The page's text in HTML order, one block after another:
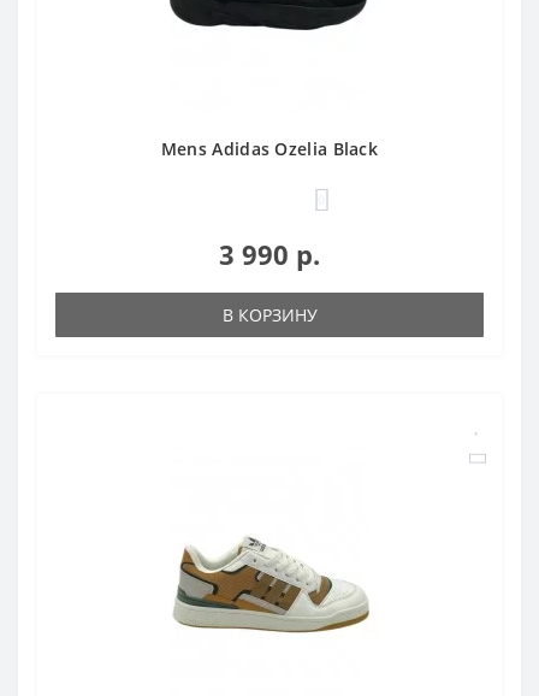
Mens Adidas Ozelia Black
3 990 р.
В КОРЗИНУ